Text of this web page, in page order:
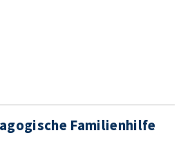
Familienhilfe